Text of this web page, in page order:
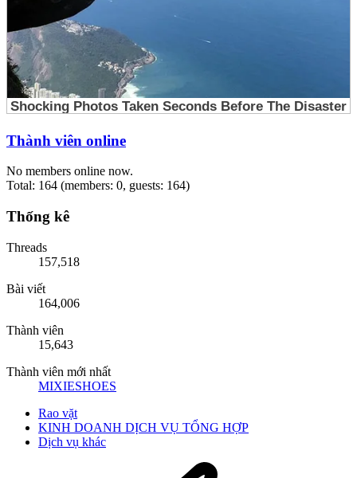
Thành viên online
No members online now.
Total: 164 (members: 0, guests: 164)
Thống kê
Threads
157,518
Bài viết
164,006
Thành viên
15,643
Thành viên mới nhất
MIXIESHOES
Rao vặt
KINH DOANH DỊCH VỤ TỔNG HỢP
Dịch vụ khác